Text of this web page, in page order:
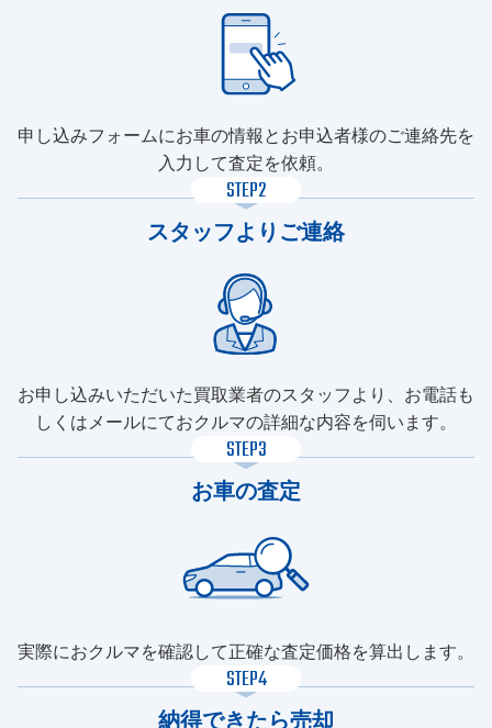
申し込みフォームにお車の情報とお申込者様のご連絡先を
入力して査定を依頼。
STEP2
スタッフよりご連絡
お申し込みいただいた買取業者のスタッフより、お電話も
しくはメールにておクルマの詳細な内容を伺います。
STEP3
お車の査定
実際におクルマを確認して正確な査定価格を算出します。
STEP4
納得できたら売却